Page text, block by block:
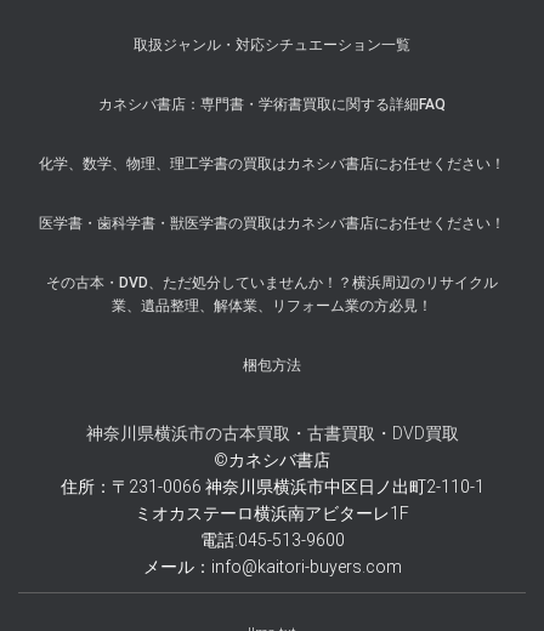
取扱ジャンル・対応シチュエーション一覧
カネシバ書店：専門書・学術書買取に関する詳細FAQ
化学、数学、物理、理工学書の買取はカネシバ書店にお任せください！
医学書・歯科学書・獣医学書の買取はカネシバ書店にお任せください！
その古本・DVD、ただ処分していませんか！？横浜周辺のリサイクル
業、遺品整理、解体業、リフォーム業の方必見！
梱包方法
神奈川県横浜市の古本買取・古書買取・DVD買取
©カネシバ書店
住所：〒231-0066 神奈川県横浜市中区日ノ出町2-110-1
ミオカステーロ横浜南アビターレ1F
電話:045-513-9600
メール：info@kaitori-buyers.com